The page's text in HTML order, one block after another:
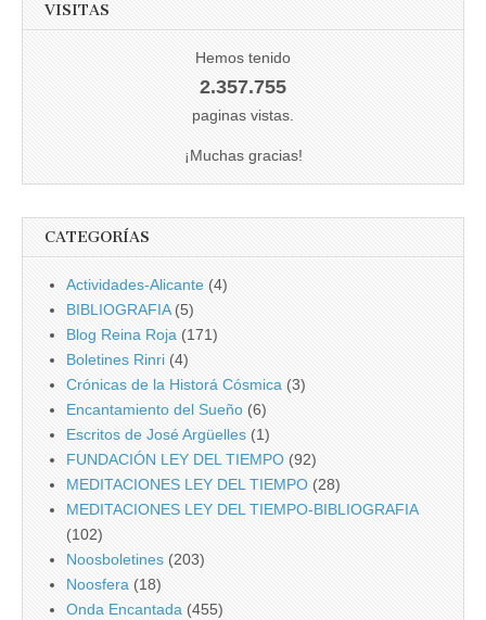
VISITAS
Hemos tenido
2.357.755
paginas vistas.
¡Muchas gracias!
CATEGORÍAS
Actividades-Alicante (4)
BIBLIOGRAFIA(5)
Blog Reina Roja (171)
Boletines Rinri (4)
Crónicas de la Historá Cósmica (3)
Encantamiento del Sueño (6)
Escritos de José Argüelles (1)
FUNDACIÓN LEY DEL TIEMPO (92)
MEDITACIONES LEY DEL TIEMPO (28)
MEDITACIONES LEY DEL TIEMPO-BIBLIOGRAFIA
(102)
Noosboletines (203)
Noosfera (18)
Onda Encantada (455)